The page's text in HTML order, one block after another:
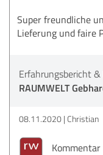
Super freundliche
Lieferung und faire
Erfahrungsbericht
RAUMWELT
08.11.2020 Christian
Kommentar